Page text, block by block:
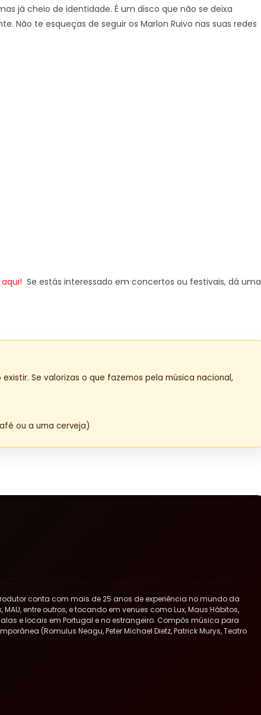
já cheio de identidade. É um disco que não se deixa
Não te esqueças de seguir os Marlon Ruivo nas suas redes
! Se estás interessado em concertos ou festivais, dá uma
Se valorizas o que fazemos pela música nacional,
ou a uma cerveja)
conta com mais de 25 anos de experiência no mundo da
entre outros, e tocando em venues como Lux, Maus Hábitos,
e locais em Portugal e no estrangeiro. Compôs música para
(Romulus Neagu, Peter Michael Dietz, Patrick Murys, Teatro